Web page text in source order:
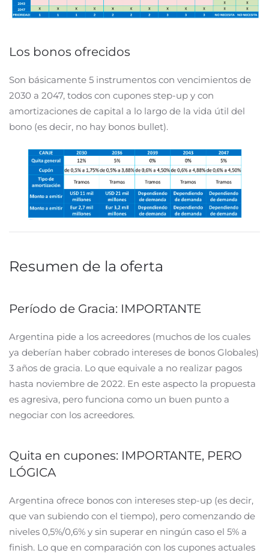
Los bonos ofrecidos
Son básicamente 5 instrumentos con vencimientos de
2030 a 2047, todos con cupones step-up y con
amortizaciones de capital a lo largo de la vida útil del
bono (es decir, no hay bonos bullet).
Resumen de la oferta
Período de Gracia: IMPORTANTE
Argentina pide a los acreedores (muchos de los cuales
ya deberían haber cobrado intereses de bonos Globales)
3 años de gracia. Lo que equivale a no realizar pagos
hasta noviembre de 2022. En este aspecto la propuesta
es agresiva, pero funciona como un buen punto a
negociar con los acreedores.
Quita en cupones: IMPORTANTE, PERO
LÓGICA
Argentina ofrece bonos con intereses step-up (es decir,
que van subiendo con el tiempo), pero comenzando de
niveles 0,5%/0,6% y sin superar en ningún caso el 5% a
finish. Lo que en comparación con los cupones actuales